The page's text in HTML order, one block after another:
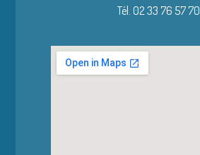
Tél. 02 33 76 57 70